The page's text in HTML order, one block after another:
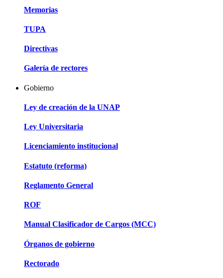
Memorias
TUPA
Directivas
Galería de rectores
Gobierno
Ley de creación de la UNAP
Ley Universitaria
Licenciamiento institucional
Estatuto (reforma)
Reglamento General
ROF
Manual Clasificador de Cargos (MCC)
Órganos de gobierno
Rectorado